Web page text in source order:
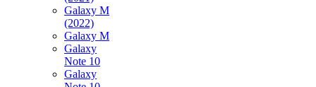
Galaxy M
(2022)
Galaxy M
Galaxy
Note 10
Galaxy